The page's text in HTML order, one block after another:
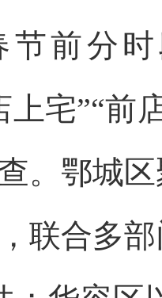
节前分
上宅”“前
。鄂城
联合多